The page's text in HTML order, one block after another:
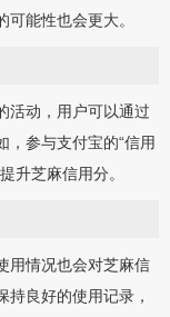
能性也会更大。
活动，用户可以通过
，参与支付宝的“信用
升芝麻信用分。
用情况也会对芝麻信
良好的使用记录，